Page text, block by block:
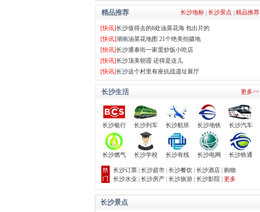
长沙地标 长沙景点 精品推荐
精品推荐
[快讯]长沙值得去的8处油菜花海 包出片的
[快讯]湖南油菜花地图 21个绝美拍摄地
[快讯]长沙通泰街一家蛋炒饭小吃店
[快讯]长沙顶美朝霞 还得是这儿
[快讯]长沙这个村里有座抗战遗址展厅
更多>>
长沙生活
长沙银行 长沙列车 长沙航班 长沙地铁 长沙汽车
长沙燃气 长沙学校 长沙有线 长沙电网 长沙铁通
长沙订票 长沙超市 长沙餐饮 长沙酒店
购物
长沙水业
长沙房产 长沙旅游 长沙影院 更多
长沙景点